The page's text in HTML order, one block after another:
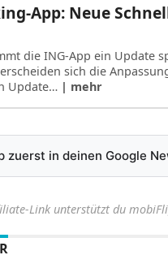
App: Neue
die ING-App ein Update
sich die
Update… | mehr
zuerst in deinen Google
Link unterstützt du